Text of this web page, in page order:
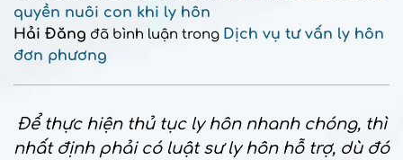
quyền nuôi con khi ly hôn
Hải Đăng đã bình luận trong Dịch vụ tư vấn ly hôn
đơn phương
Để thực hiện thủ tục ly hôn nhanh chóng, thì
nhất định phải có luật sư ly hôn hỗ trợ, dù đó